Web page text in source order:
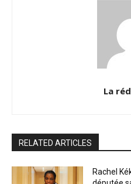
La
RELATED ARTICLES
Rachel